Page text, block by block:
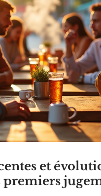
et
premiers